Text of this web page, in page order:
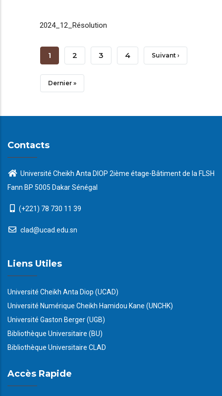
2024_12_Résolution
Pagination
Page
Courante
1 Page
2 Page
3 Page
4 Page
Suivant ›
Dernière
Dernier »
Contacts
Université Cheikh Anta DIOP 2ième étage-Bâtiment de la FLSH
Fann BP 5005 Dakar Sénégal
(+221) 78 730 11 39
clad@ucad.edu.sn
Liens Utiles
Université Cheikh Anta Diop (UCAD)
Université Numérique Cheikh Hamidou Kane (UNCHK)
Université Gaston Berger (UGB)
Bibliothèque Universitaire (BU)
Bibliothèque Universitaire CLAD
Accès Rapide